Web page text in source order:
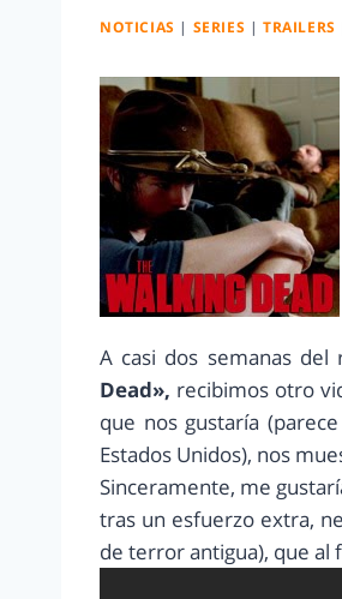
NOTICIAS | SERIES | TRAILERS
A casi dos semanas
Dead», recibimos otro
que nos gustaría
Estados Unidos), nos
Sinceramente, me
tras un esfuerzo extra,
de terror antigua), que al